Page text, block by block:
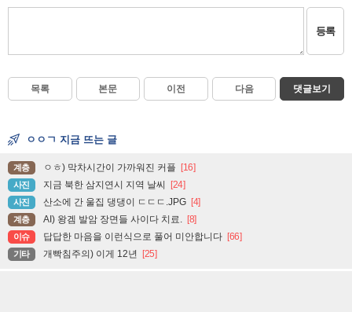
등록
목록 본문 이전 다음 댓글보기
ㅇㅇㄱ 지금 뜨는 글
계층 ㅇㅎ) 막차시간이 가까워진 커플 [16]
사진 지금 북한 삼지연시 지역 날씨 [24]
사진 산소에 간 울집 댕댕이 ㄷㄷㄷ.JPG [4]
계층 AI) 왕겜 발암 장면들 사이다 치료. [8]
이슈 답답한 마음을 이런식으로 풀어 미안합니다 [66]
기타 개빡침주의) 이게 12년 [25]